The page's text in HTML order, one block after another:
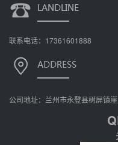
联系电话：17361601888
公司地址：兰州市永登县树屏镇